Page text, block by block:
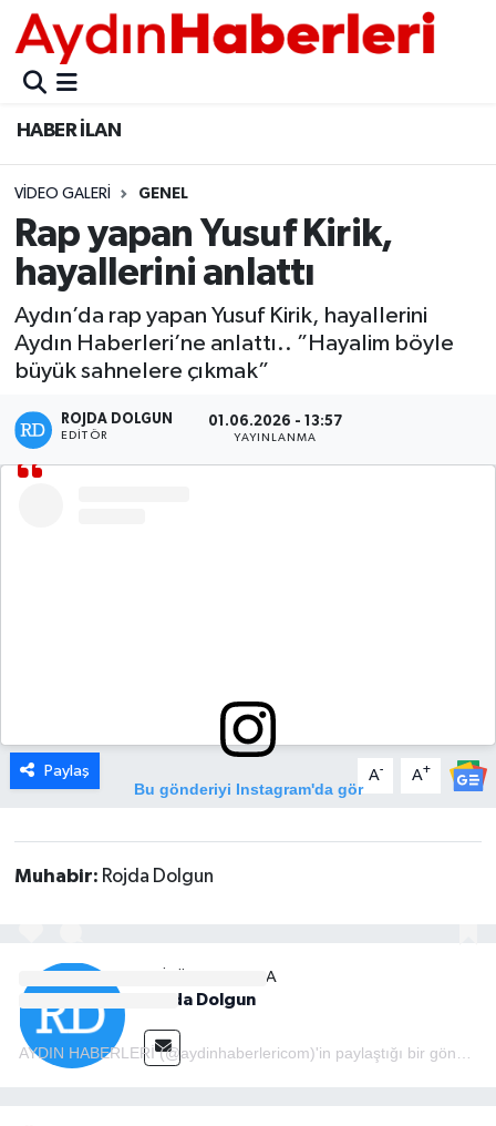
HABER İLAN
VIDEO GALERI GENEL
Rap yapan Yusuf Kirik,
hayallerini anlattı
Aydın’da rap yapan Yusuf Kirik, hayallerini
Aydın Haberleri’ne anlattı.. ”Hayalim böyle
büyük sahnelere çıkmak”
ROJDA DOLGUN
EDITÖR
01.06.2026 - 13:57
YAYINLANMA
Bu gönderiyi Instagram'da gör
Paylaş A- A+
Muhabir: Rojda Dolgun
EDITÖR HAKKINDA
Rojda Dolgun
GÜNCEL
POLİTİKA
BELEDİYELER
ASAYİŞ
EKONOMİ
BÜLTEN
ÇEVRE
EKOLOJİ VE ÇEVRE
BİLİM VE TEKNOLOJİ
GÜNDEM
KÜLTÜR SANAT
MAGAZİN
Aydın Nöbetçi Eczaneler
Aydın Hava Durumu
Aydin Namaz Vakitleri
Aydın Trafik Yoğunluk Haritası
Süper Lig Puan Durumu ve Fikstür
Tüm Manşetler
Son Dakika Haberleri